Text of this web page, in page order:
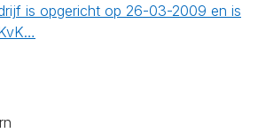
is opgericht op 26-03-2009 en is